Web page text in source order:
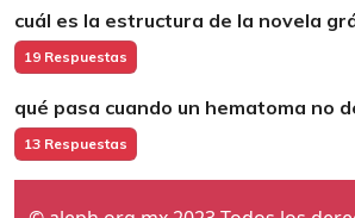
cuál es la estructura de la novela
19 Respuestas
qué pasa cuando un hematoma no
13 Respuestas